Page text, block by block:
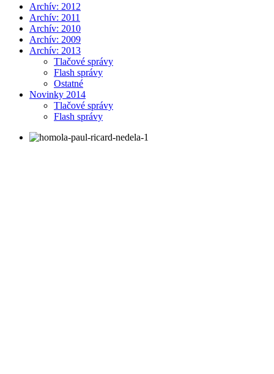
Archív: 2012
Archív: 2011
Archív: 2010
Archív: 2009
Archív: 2013
Tlačové správy
Flash správy
Ostatné
Novinky 2014
Tlačové správy
Flash správy